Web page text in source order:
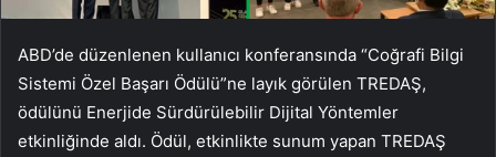
ABD’de düzenlenen kullanıcı konferansında “Coğrafi Bilgi
Sistemi Özel Başarı Ödülü”ne layık görülen TREDAŞ,
ödülünü Enerjide Sürdürülebilir Dijital Yöntemler
etkinliğinde aldı. Ödül, etkinlikte sunum yapan TREDAŞ